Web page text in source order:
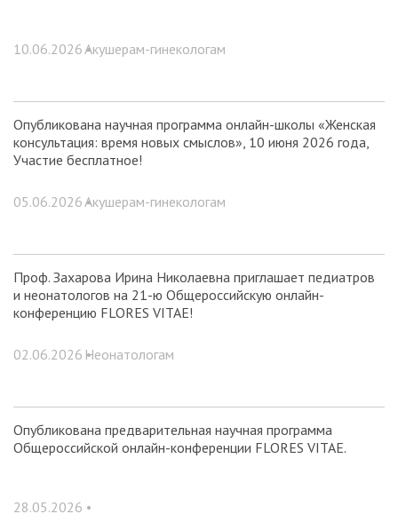
10.06.2026 •Акушерам-гинекологам
Опубликована научная программа онлайн-школы «Женская
консультация: время новых смыслов», 10 июня 2026 года,
Участие бесплатное!
05.06.2026 •Акушерам-гинекологам
Проф. Захарова Ирина Николаевна приглашает педиатров
и неонатологов на 21-ю Общероссийскую онлайн-
конференцию FLORES VITAE!
02.06.2026 •Неонатологам
Опубликована предварительная научная программа
Общероссийской онлайн-конференции FLORES VITAE.
28.05.2026 •